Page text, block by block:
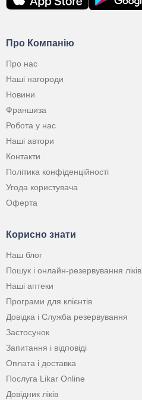
Про Компанію
Про нас
Наші нагороди
Новини
Франшиза
Робота у нас
Наші автори
Контакти
Політика конфіденційності
Угода користувача
Оферта
Корисно знати
Наш блог
Пошук і онлайн-резервування ліків
Наші аптеки
Програми для клієнтів
Довідка і Служба резервування
Застосунок
Запитання і відповіді
Оплата і доставка
Послуга Likar Online
Довідник ліків